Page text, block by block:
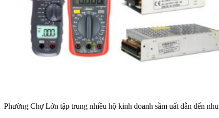
Phường Chợ Lớn tập trung nhiều hộ kinh doanh sầm uất dẫn đến